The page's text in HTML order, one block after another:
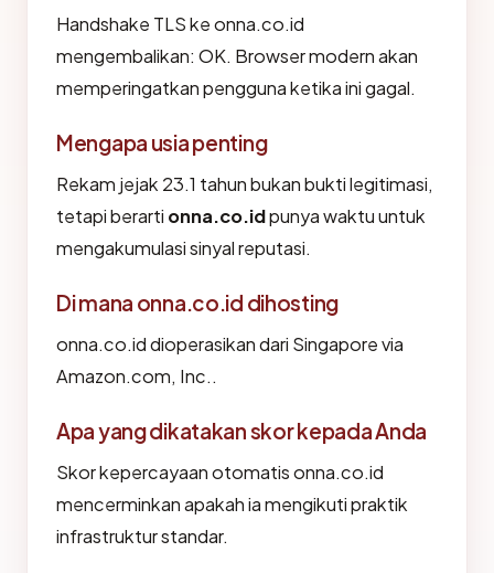
Handshake TLS ke onna.co.id
mengembalikan: OK. Browser modern akan
memperingatkan pengguna ketika ini gagal.
Mengapa usia penting
Rekam jejak 23.1 tahun bukan bukti legitimasi,
tetapi berarti onna.co.idpunya waktu untuk
mengakumulasi sinyal reputasi.
Di mana onna.co.id dihosting
onna.co.id dioperasikan dari Singapore via
Amazon.com, Inc..
Apa yang dikatakan skor kepada Anda
Skor kepercayaan otomatis onna.co.id
mencerminkan apakah ia mengikuti praktik
infrastruktur standar.